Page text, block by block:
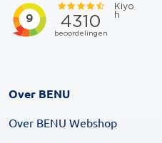
Over BENU
Over BENU Webshop